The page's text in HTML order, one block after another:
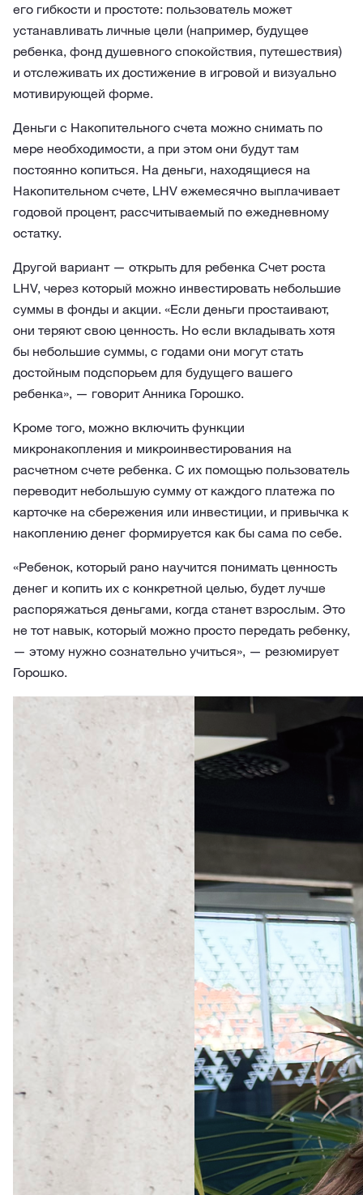
его гибкости и простоте: пользователь может
устанавливать личные цели (например, будущее
ребенка, фонд душевного спокойствия, путешествия)
и отслеживать их достижение в игровой и визуально
мотивирующей форме.
Деньги с Накопительного счета можно снимать по
мере необходимости, а при этом они будут там
постоянно копиться. На деньги, находящиеся на
Накопительном счете, LHV ежемесячно выплачивает
годовой процент, рассчитываемый по ежедневному
остатку.
Другой вариант — открыть для ребенка Счет роста
LHV, через который можно инвестировать небольшие
суммы в фонды и акции. «Если деньги простаивают,
они теряют свою ценность. Но если вкладывать хотя
бы небольшие суммы, с годами они могут стать
достойным подспорьем для будущего вашего
ребенка», — говорит Анника Горошко.
Кроме того, можно включить функции
микронакопления и микроинвестирования на
расчетном счете ребенка. С их помощью пользователь
переводит небольшую сумму от каждого платежа по
карточке на сбережения или инвестиции, и привычка к
накоплению денег формируется как бы сама по себе.
«Ребенок, который рано научится понимать ценность
денег и копить их с конкретной целью, будет лучше
распоряжаться деньгами, когда станет взрослым. Это
не тот навык, который можно просто передать ребенку,
— этому нужно сознательно учиться», — резюмирует
Горошко.